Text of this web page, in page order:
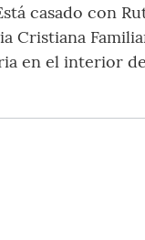
casado con
Cristiana
en el interior